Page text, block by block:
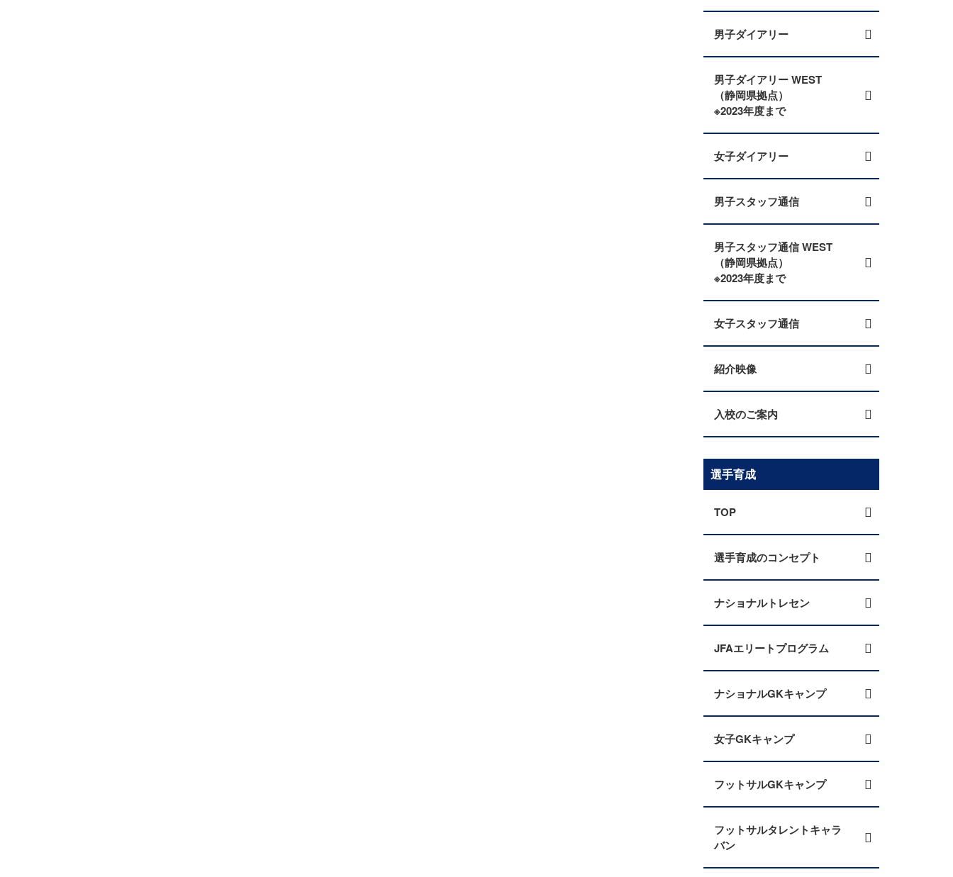
男子ダイアリー
男子ダイアリー WEST
（静岡県拠点）
※2023年度まで
女子ダイアリー
男子スタッフ通信
男子スタッフ通信 WEST
（静岡県拠点）
※2023年度まで
女子スタッフ通信
紹介映像
入校のご案内
選手育成
TOP
選手育成のコンセプト
ナショナルトレセン
JFAエリートプログラム
ナショナルGKキャンプ
女子GKキャンプ
フットサルGKキャンプ
フットサルタレントキャラ
バン